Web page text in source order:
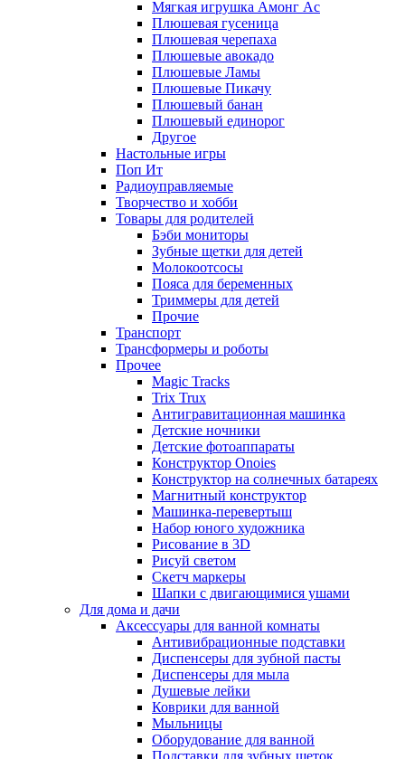
Мягкая игрушка Амонг Ас
Плюшевая гусеница
Плюшевая черепаха
Плюшевые авокадо
Плюшевые Ламы
Плюшевые Пикачу
Плюшевый банан
Плюшевый единорог
Другое
Настольные игры
Поп Ит
Радиоуправляемые
Творчество и хобби
Товары для родителей
Бэби мониторы
Зубные щетки для детей
Молокоотсосы
Пояса для беременных
Триммеры для детей
Прочие
Транспорт
Трансформеры и роботы
Прочее
Magic Tracks
Trix Trux
Антигравитационная машинка
Детские ночники
Детские фотоаппараты
Конструктор Onoies
Конструктор на солнечных батареях
Магнитный конструктор
Машинка-перевертыш
Набор юного художника
Рисование в 3D
Рисуй светом
Скетч маркеры
Шапки с двигающимися ушами
Для дома и дачи
Аксессуары для ванной комнаты
Антивибрационные подставки
Диспенсеры для зубной пасты
Диспенсеры для мыла
Душевые лейки
Коврики для ванной
Мыльницы
Оборудование для ванной
Подставки для зубных щеток